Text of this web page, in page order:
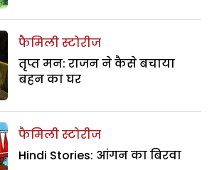
फैमिली स्टोरीज
तृप्त मन: राजन ने कैसे बचाया
बहन का घर
फैमिली स्टोरीज
Hindi Stories: आंगन का बिरवा